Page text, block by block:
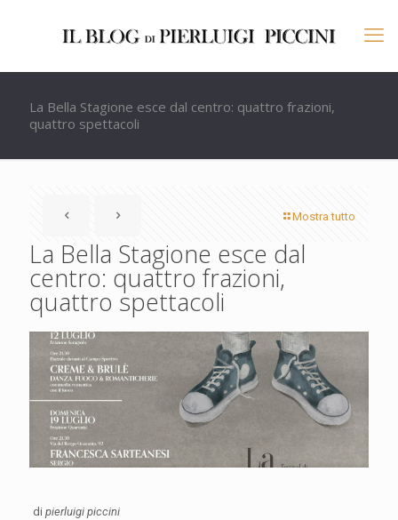
La Bella Stagione esce dal centro: quattro frazioni,
quattro spettacoli
Mostra tutto
La Bella Stagione esce dal
centro: quattro frazioni,
quattro spettacoli
di pierluigi piccini